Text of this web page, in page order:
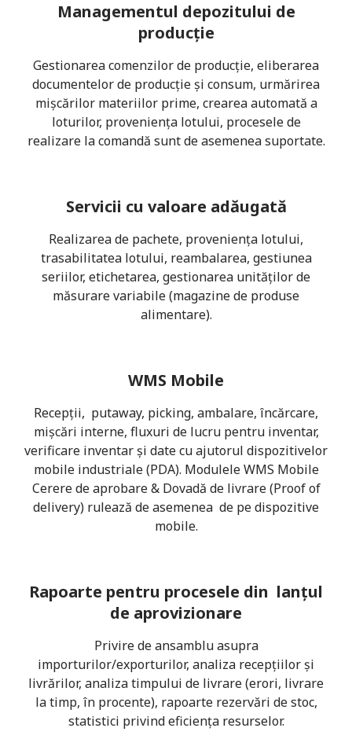
Managementul depozitului de
producție
Gestionarea comenzilor de producție, eliberarea
documentelor de producție și consum, urmărirea
mișcărilor materiilor prime, crearea automată a
loturilor, proveniența lotului, procesele de
realizare la comandă sunt de asemenea suportate.
Servicii cu valoare adăugată
Realizarea de pachete, proveniența lotului,
trasabilitatea lotului, reambalarea, gestiunea
seriilor, etichetarea, gestionarea unităților de
măsurare variabile (magazine de produse
alimentare).
WMS Mobile
Recepții, putaway, picking, ambalare, încărcare,
mișcări interne, fluxuri de lucru pentru inventar,
verificare inventar și date cu ajutorul dispozitivelor
mobile industriale (PDA). Modulele WMS Mobile
Cerere de aprobare & Dovadă de livrare (Proof of
delivery) rulează de asemenea de pe dispozitive
mobile.
Rapoarte pentru procesele din lanțul
de aprovizionare
Privire de ansamblu asupra
importurilor/exporturilor, analiza recepțiilor și
livrărilor, analiza timpului de livrare (erori, livrare
la timp, în procente), rapoarte rezervări de stoc,
statistici privind eficiența resurselor.